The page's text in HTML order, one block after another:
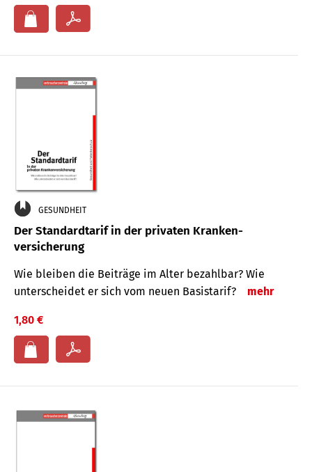
GESUNDHEIT
Der Standard­tarif in der privaten Kranken­
versicherung
Wie bleiben die Beiträge im Alter bezahlbar? Wie
unterscheidet er sich vom neuen Basistarif?
mehr
1,80 €